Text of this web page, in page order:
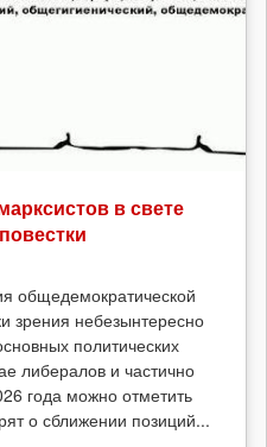
в свете
общедемократической
зрения небезынтересно
политических
либералов и частично
года можно отметить
о сближении позиций...